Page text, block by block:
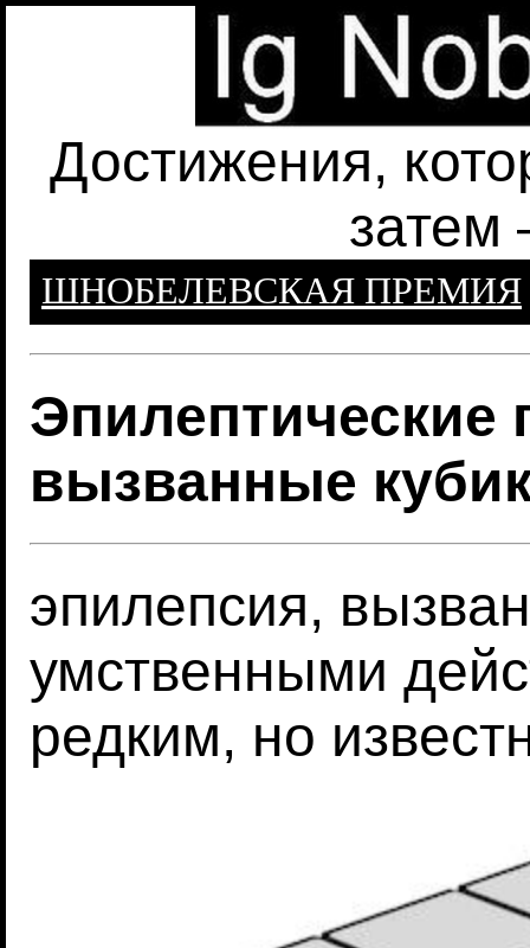
Достижения,
затем
ШНОБЕЛЕВСКАЯ ПРЕМИЯ
Эпилептические
вызванные
эпилепсия,
умственными
редким, но